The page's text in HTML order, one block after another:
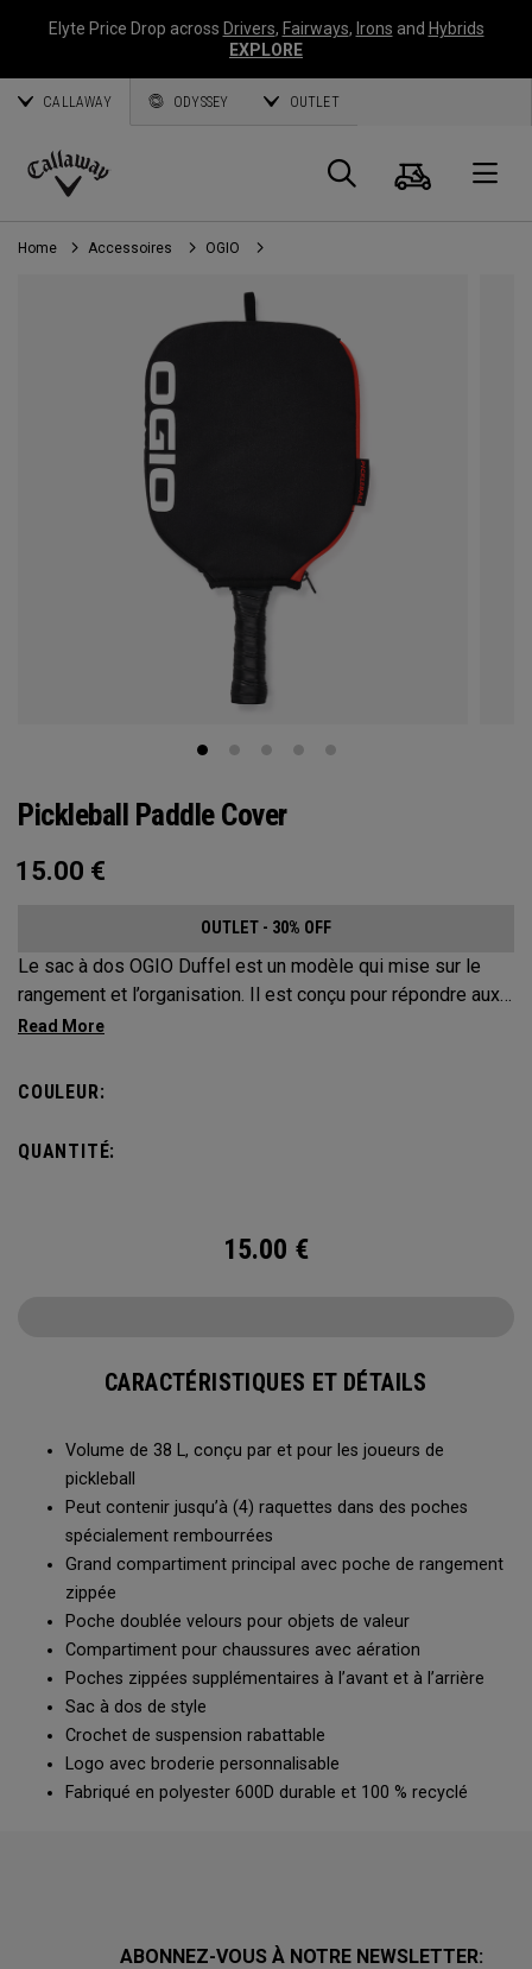
Elyte Price Drop across Drivers, Fairways, Irons and Hybrids
EXPLORE
CALLAWAY ODYSSEY OUTLET
Callaway
Golf
Panier
Home Accessoires OGIO
Pickleball Paddle Cover
15.00 €
OUTLET - 30% OFF
Le sac à dos OGIO Duffel est un modèle qui mise sur le
rangement et l’organisation. Il est conçu pour répondre aux
attentes des joueurs de pickleball les plus exigeants. Ce
4 raquettes et comporte un compartiment à chaussures
COULEUR:
QUANTITÉ:
15.00 €
CARACTÉRISTIQUES ET DÉTAILS
Volume de 38 L, conçu par et pour les joueurs de
pickleball
Peut contenir jusqu’à (4) raquettes dans des poches
spécialement rembourrées
Grand compartiment principal avec poche de rangement
zippée
Poche doublée velours pour objets de valeur
Compartiment pour chaussures avec aération
Poches zippées supplémentaires à l’avant et à l’arrière
Sac à dos de style
Crochet de suspension rabattable
Logo avec broderie personnalisable
Fabriqué en polyester 600D durable et 100 % recyclé
ABONNEZ-VOUS À NOTRE NEWSLETTER: